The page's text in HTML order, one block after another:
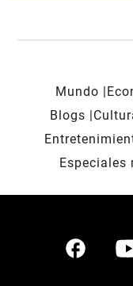
Mundo
Blogs
Especiales